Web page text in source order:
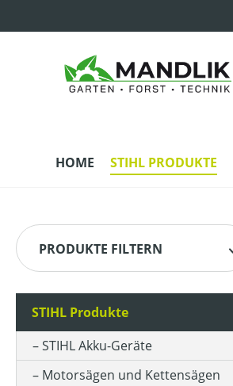
HOME STIHL PRODUKTE
PRODUKTE FILTERN
HERSTELLER
KLASSIFIZIERUNG
STIHL Produkte
STIHL Akku-Geräte
Motorsägen und Kettensägen